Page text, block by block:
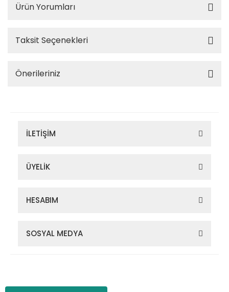
Ürün Yorumları
Taksit Seçenekleri
Önerileriniz
İLETİŞİM
ÜYELİK
HESABIM
SOSYAL MEDYA